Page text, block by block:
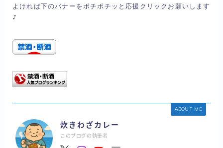
よければ下のバナーをポチポチッと応援クリックお願いします
♪
ABOUT ME
炊きわざカレー
このブログの執筆者